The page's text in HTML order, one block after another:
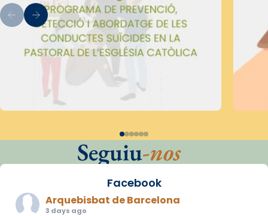
Seguiu-nos
Facebook
Arquebisbat de Barcelona
3 days ago